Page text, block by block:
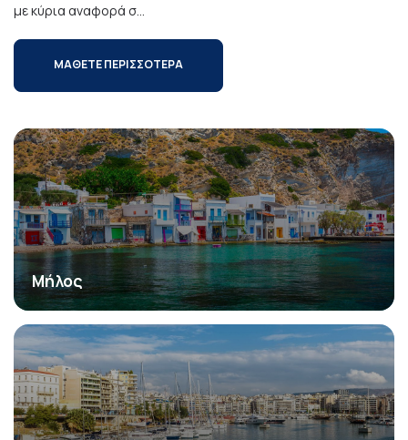
με κύρια αναφορά σ...
ΜΑΘΕΤΕ ΠΕΡΙΣΣΟΤΕΡΑ
Μήλος